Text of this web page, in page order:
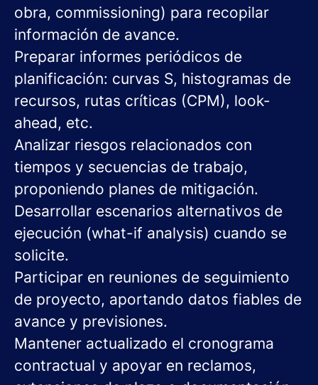
obra, commissioning) para recopilar
información de avance.
Preparar informes periódicos de
planificación: curvas S, histogramas de
recursos, rutas críticas (CPM), look-
ahead, etc.
Analizar riesgos relacionados con
tiempos y secuencias de trabajo,
proponiendo planes de mitigación.
Desarrollar escenarios alternativos de
ejecución (what-if analysis) cuando se
solicite.
Participar en reuniones de seguimiento
de proyecto, aportando datos fiables de
avance y previsiones.
Mantener actualizado el cronograma
contractual y apoyar en reclamos,